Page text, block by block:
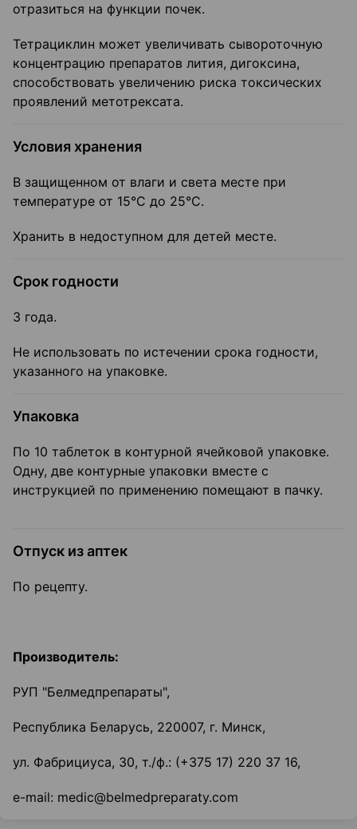
отразиться на функции почек.
Тетрациклин может увеличивать сывороточную
концентрацию препаратов лития, дигоксина,
способствовать увеличению риска токсических
проявлений метотрексата.
Условия хранения
В защищенном от влаги и света месте при
температуре от 15°С до 25°С.
Хранить в недоступном для детей месте.
Срок годности
3 года.
Не использовать по истечении срока годности,
указанного на упаковке.
Упаковка
По 10 таблеток в контурной ячейковой упаковке.
Одну, две контурные упаковки вместе с
инструкцией по применению помещают в пачку.
Отпуск из аптек
По рецепту.
Производитель:
РУП "Белмедпрепараты",
Республика Беларусь, 220007, г. Минск,
ул. Фабрициуса, 30, т./ф.: (+375 17) 220 37 16,
e-mail: medic@belmedpreparaty.com